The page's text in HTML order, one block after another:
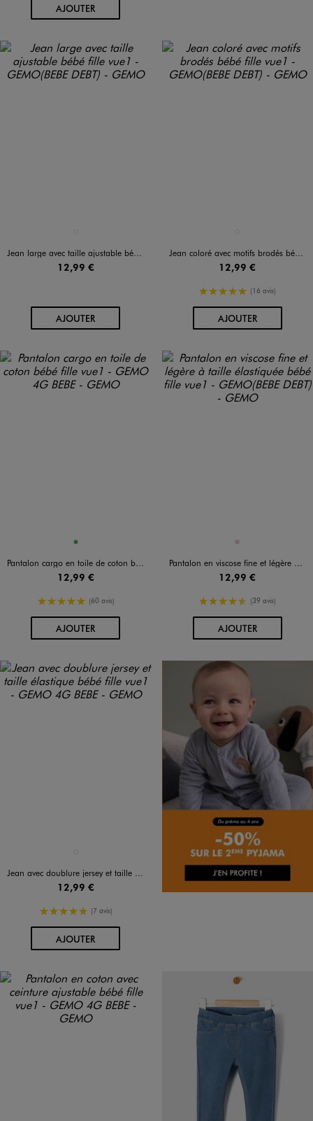
AJOUTERAU PANIER
Jean large avec taille ajustable bébé fille
12,99 €
AJOUTERAU PANIER
Jean coloré avec motifs brodés bébé fille
12,99 €
5/5 de moyenne
(16 avis)
AJOUTERAU PANIER
Disponible en 1 coloris
VERT
Pantalon cargo en toile de coton bébé fille
12,99 €
5/5 de moyenne
(60 avis)
AJOUTERAU PANIER
Disponible en 1 coloris
ROSE
Pantalon en viscose fine et légère à taille élastiquée bébé fille
12,99 €
4.5/5 de moyenne
(39 avis)
AJOUTERAU PANIER
Jean avec doublure jersey et taille élastique bébé fille
12,99 €
5/5 de moyenne
(7 avis)
AJOUTERAU PANIER